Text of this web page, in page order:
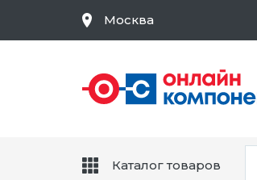
Москва
Каталог товаров